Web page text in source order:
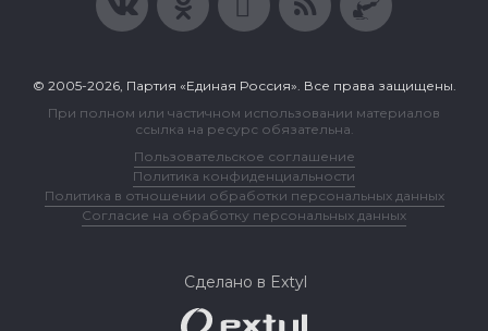
© 2005-2026, Партия «Единая Россия». Все права защищены.
При полном или частичном использовании материалов
ссылка на ресурс обязательна.
Пользовательское соглашение
Политика конфиденциальности
Политика в отношении обработки персональных данных
Согласие на обработку персональных данных
Сделано в Extyl